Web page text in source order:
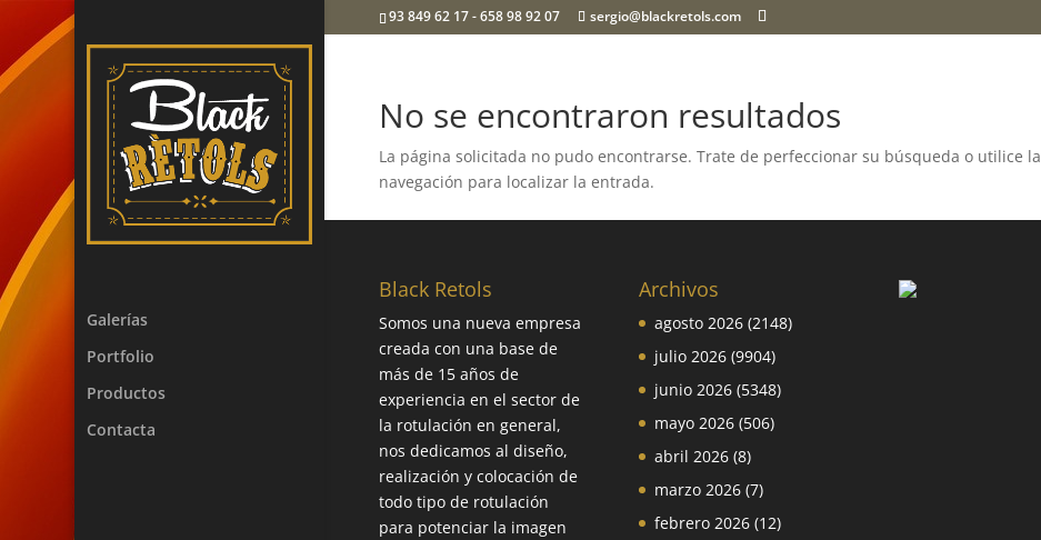
93 849 62 17 - 658 98 92 07 sergio@blackretols.com
Galerías
Portfolio
Productos
Contacta
No se encontraron resultados
La página solicitada no pudo encontrarse. Trate de perfeccionar su búsqueda o utilice la
navegación para localizar la entrada.
Black Retols
Somos una nueva empresa
creada con una base de
más de 15 años de
experiencia en el sector de
la rotulación en general,
nos dedicamos al diseño,
realización y colocación de
todo tipo de rotulación
para potenciar la imagen
Archivos
agosto 2026 (2148)
julio 2026 (9904)
junio 2026 (5348)
mayo 2026 (506)
abril 2026 (8)
marzo 2026 (7)
febrero 2026 (12)